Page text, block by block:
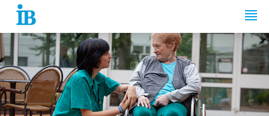
Springe zum Inhalt